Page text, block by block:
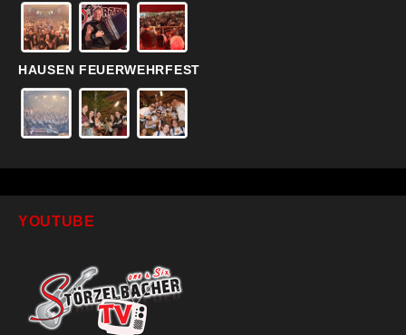
HAUSEN FEUERWEHRFEST
YOUTUBE